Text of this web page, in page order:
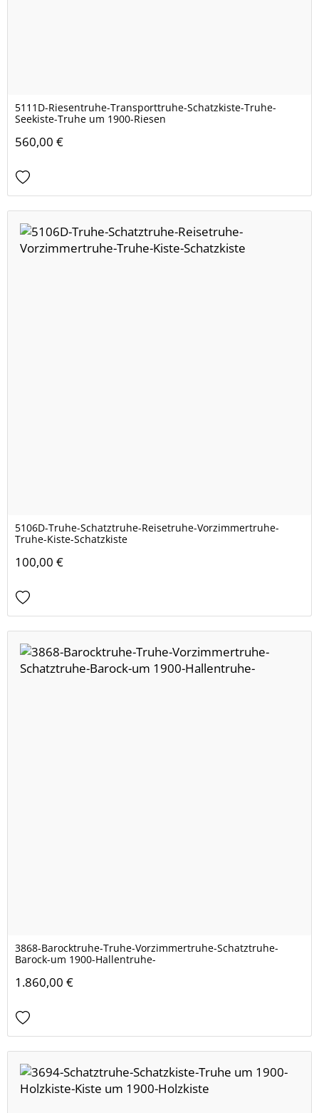
5111D-Riesentruhe-Transporttruhe-Schatzkiste-Truhe-
Seekiste-Truhe um 1900-Riesen
560,00 €
5106D-Truhe-Schatztruhe-Reisetruhe-Vorzimmertruhe-
Truhe-Kiste-Schatzkiste
100,00 €
3868-Barocktruhe-Truhe-Vorzimmertruhe-Schatztruhe-
Barock-um 1900-Hallentruhe-
1.860,00 €